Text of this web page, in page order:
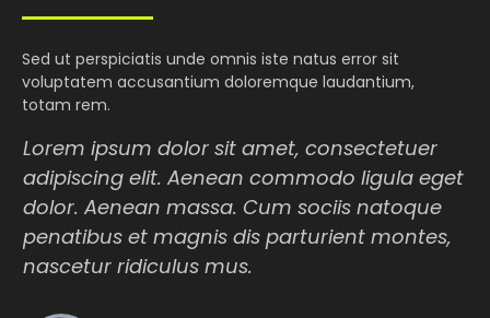
Sed ut perspiciatis unde omnis iste natus error sit
voluptatem accusantium doloremque laudantium,
totam rem.
Lorem ipsum dolor sit amet, consectetuer
adipiscing elit. Aenean commodo ligula eget
dolor. Aenean massa. Cum sociis natoque
penatibus et magnis dis parturient montes,
nascetur ridiculus mus.